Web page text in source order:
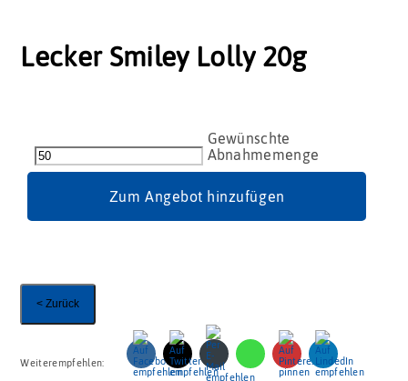
Lecker Smiley Lolly 20g
Smiley
Lolly
Zum Angebot hinzufügen
< Zurück
Weiterempfehlen: